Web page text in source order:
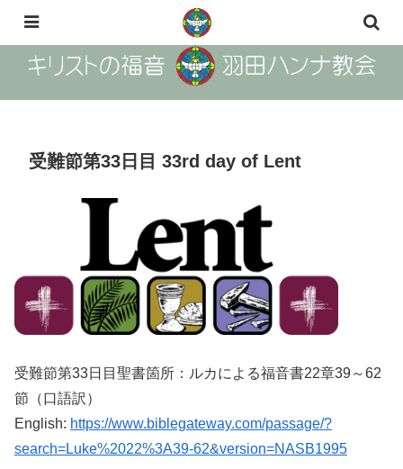
The Gosple of Christ Haneda Hanna Church
受難節第33日目 33rd day of Lent
受難節第33日目聖書箇所：ルカによる福音書22章39～62
節（口語訳）
English: https://www.biblegateway.com/passage/?
search=Luke%2022%3A39-62&version=NASB1995